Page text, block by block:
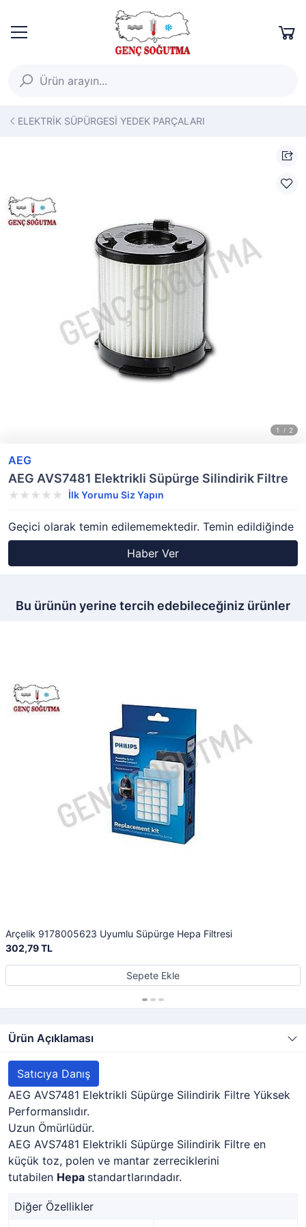
ELEKTRİK SÜPÜRGESİ YEDEK PARÇALARI
AEG
AEG AVS7481 Elektrikli Süpürge Silindirik Filtre
İlk Yorumu Siz Yapın
Geçici olarak temin edilememektedir. Temin edildiğinde
Haber Ver
Bu ürünün yerine tercih edebileceğiniz ürünler
Arçelik 9178005623 Uyumlu Süpürge Hepa Filtresi
302,79 TL
Sepete Ekle
Ürün Açıklaması
Satıcıya Danış
AEG AVS7481 Elektrikli Süpürge Silindirik Filtre Yüksek
Performanslıdır.
Uzun Ömürlüdür.
AEG AVS7481 Elektrikli Süpürge Silindirik Filtre en
küçük toz, polen ve mantar zerreciklerini
tutabilen Hepa standartlarındadır.
Diğer Özellikler